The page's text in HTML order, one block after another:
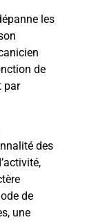
les
de
par
des
de
une